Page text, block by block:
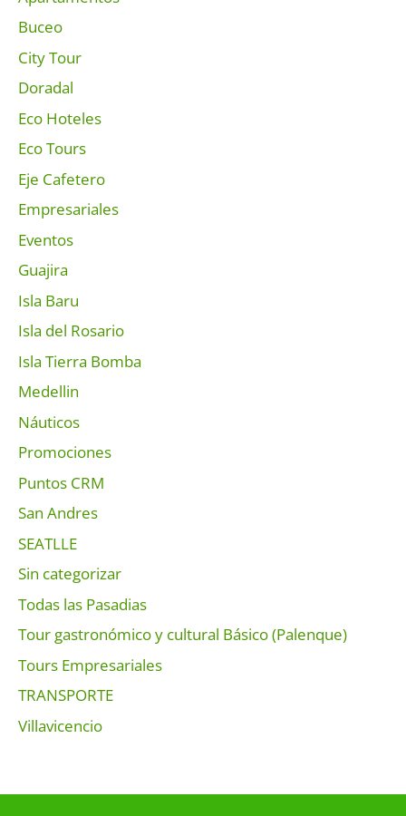
Buceo
City Tour
Doradal
Eco Hoteles
Eco Tours
Eje Cafetero
Empresariales
Eventos
Guajira
Isla Baru
Isla del Rosario
Isla Tierra Bomba
Medellin
Náuticos
Promociones
Puntos CRM
San Andres
SEATLLE
Sin categorizar
Todas las Pasadias
Tour gastronómico y cultural Básico (Palenque)
Tours Empresariales
TRANSPORTE
Villavicencio